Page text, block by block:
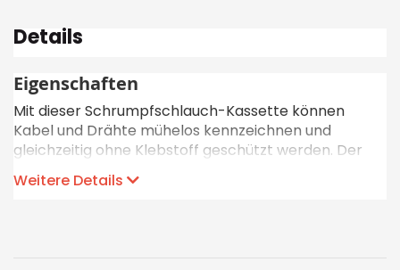
Details
Eigenschaften
Mit dieser Schrumpfschlauch-Kassette können
Kabel und Drähte mühelos kennzeichnen und
gleichzeitig ohne Klebstoff geschützt werden. Der
Schlauch besteht aus Polyolefin, was ihn
flammhemmend, kratzfest und beständig gegen
Weitere Details